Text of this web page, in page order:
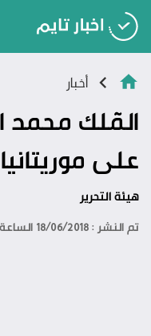
أخبار
المٓلك
على
هيئة التحرير
تم النشر : 18/06/2018 الساعة 11:16 بتوقيت غرينتش